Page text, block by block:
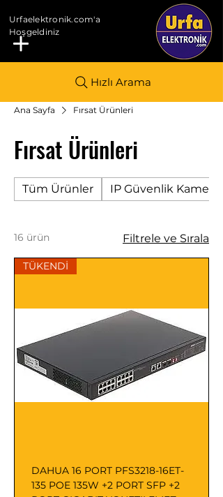
Urfaelektronik.com'a
Hoşgeldiniz
Hızlı Arama
Ana Sayfa Fırsat Ürünleri
Fırsat Ürünleri
Tüm Ürünler IP Güvenlik Kamerası
16 ürün Filtrele ve Sırala
TÜKENDİ
DAHUA 16 PORT PFS3218-16ET-
135 POE 135W +2 PORT SFP +2